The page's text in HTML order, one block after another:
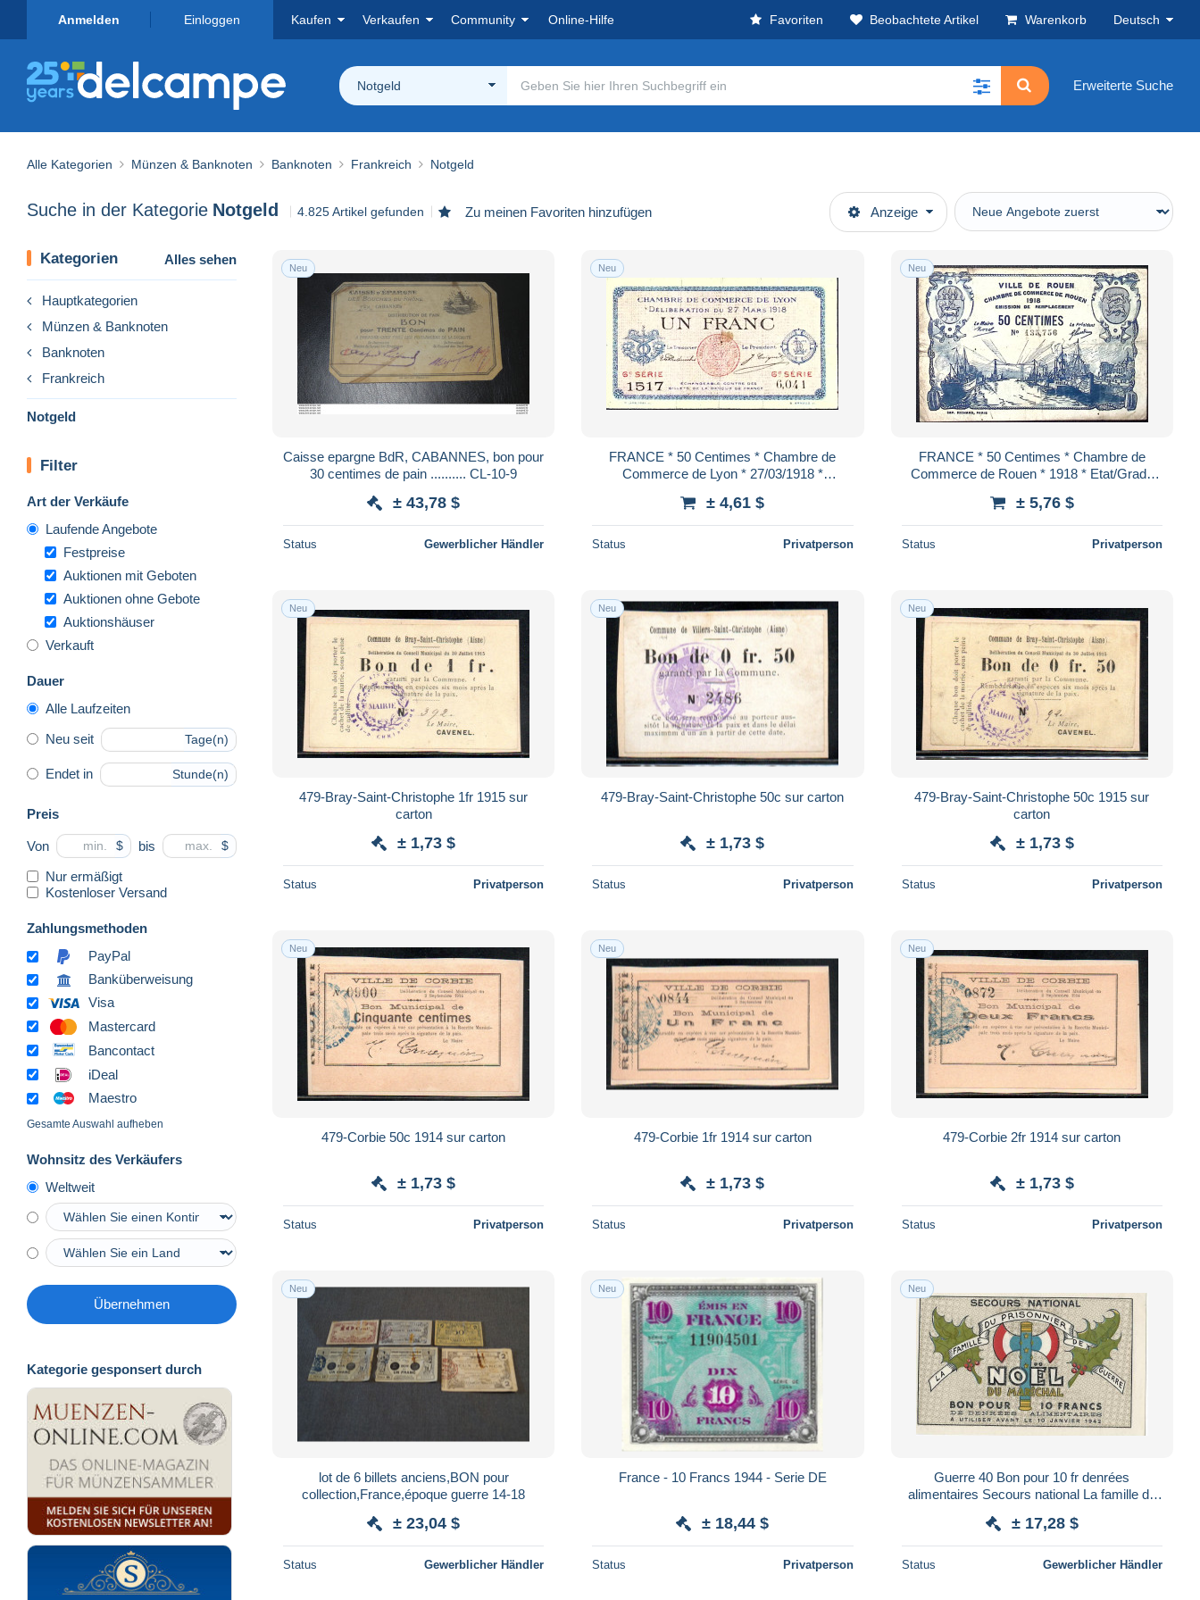
Anmelden Einloggen Kaufen Verkaufen Community Online-Hilfe Favoriten Beobachtete Artikel Warenkorb Deutsch
Notgeld Erweiterte Suche
Alle Kategorien Münzen & Banknoten Banknoten Frankreich Notgeld
Suche in der Kategorie Notgeld 4.825 Artikel gefunden Zu meinen Favoriten hinzufügen Anzeige
Kategorien Alles sehen
Hauptkategorien
Münzen & Banknoten
Banknoten
Frankreich
Notgeld
Filter
Art der Verkäufe
Laufende Angebote
Festpreise
Auktionen mit Geboten
Auktionen ohne Gebote
Auktionshäuser
Verkauft
Dauer
Alle Laufzeiten
Neu seit Tage(n)
Endet in Stunde(n)
Preis
Von $ bis $
Nur ermäßigt
Kostenloser Versand
Zahlungsmethoden
PayPal
Banküberweisung
Visa
Mastercard
Bancontact
iDeal
Maestro
Gesamte Auswahl aufheben
Wohnsitz des Verkäufers
Weltweit
Übernehmen
Kategorie gesponsert durch
Neu
Caisse epargne BdR, CABANNES, bon pour
30 centimes de pain .......... CL-10-9
± 43,78 $
Status Gewerblicher Händler
Neu
FRANCE * 50 Centimes * Chambre de
Commerce de Lyon * 27/03/1918 *
± 4,61 $
Status Privatperson
Neu
FRANCE * 50 Centimes * Chambre de
Commerce de Rouen * 1918 * Etat/Grade
± 5,76 $
Status Privatperson
Neu
479-Bray-Saint-Christophe 1fr 1915 sur
carton
± 1,73 $
Status Privatperson
Neu
479-Bray-Saint-Christophe 50c sur carton
± 1,73 $
Status Privatperson
Neu
479-Bray-Saint-Christophe 50c 1915 sur
carton
± 1,73 $
Status Privatperson
Neu
479-Corbie 50c 1914 sur carton
± 1,73 $
Status Privatperson
Neu
479-Corbie 1fr 1914 sur carton
± 1,73 $
Status Privatperson
Neu
479-Corbie 2fr 1914 sur carton
± 1,73 $
Status Privatperson
Neu
lot de 6 billets anciens,BON pour
collection,France,époque guerre 14-18
± 23,04 $
Status Gewerblicher Händler
Neu
France - 10 Francs 1944 - Serie DE
± 18,44 $
Status Privatperson
Neu
Guerre 40 Bon pour 10 fr denrées
alimentaires Secours national La famille du
± 17,28 $
Status Gewerblicher Händler